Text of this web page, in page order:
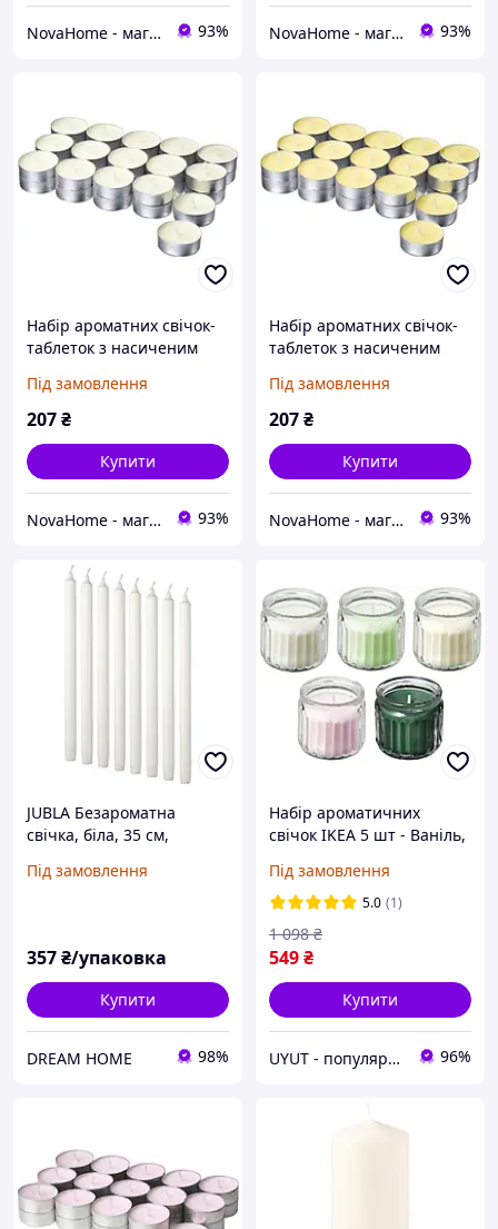
NovaHome - магазин товарів для дому і не тільки 93% NovaHome - магазин товарів для дому і не тільки 93%
Набір ароматних свічок-
таблеток з насиченим
IKEA LOTSFÅGEL
906.087.20
Під замовлення
207₴
Купити
NovaHome - магазин товарів для дому і не тільки 93%
Набір ароматних свічок-
таблеток з насиченим
30 шт. IKEA LOTSFÅGEL
006.086.92
Під замовлення
207₴
Купити
NovaHome - магазин товарів для дому і не тільки 93%
JUBLA Безароматна
свічка, біла, 35 см,
Під замовлення
357₴/упаковка
Купити
DREAM HOME 98%
Набір ароматичних
свічок IKEA 5 шт - Ваніль,
Скандинавський ліс
декоративні аромасвічки
в склянці ІКЕА
Під замовлення
5.0 (1)
549₴
1 098 ₴
Купити
UYUT - популярні товари преміум якості 96%